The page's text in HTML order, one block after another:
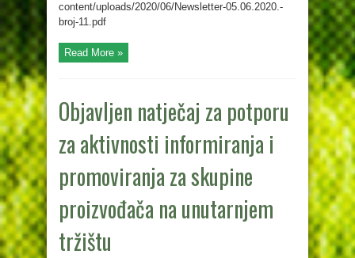
content/uploads/2020/06/Newsletter-05.06.2020.-
broj-11.pdf
Read More »
Objavljen natječaj za potporu
za aktivnosti informiranja i
promoviranja za skupine
proizvođača na unutarnjem
tržištu